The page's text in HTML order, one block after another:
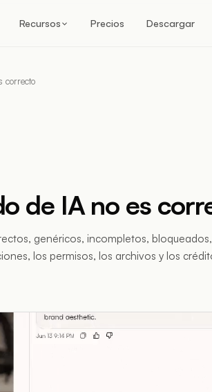
Recursos Precios Descargar
correcto
de IA no es
genéricos, incompletos,
los permisos, los archivos y los